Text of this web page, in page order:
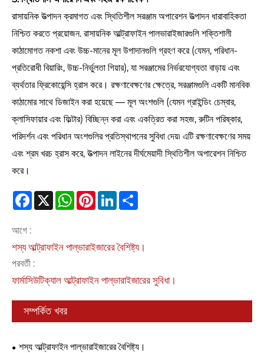
রাসায়নিক উত্পাদন ক্রমাগত এবং স্থিতিশীল সরঞ্জাম অপারেশন উত্পাদন ধারাবাহিকতা
নিশ্চিত করতে প্রয়োজন. রাসায়নিক আল্ট্রাফাইন পালভারাইজারগুলি শক্তিশালী
কাঠামোগত নকশা এবং উচ্চ-মানের মূল উপাদানগুলি গ্রহণ করে (যেমন, পরিধান-
প্রতিরোধী বিয়ারিং, উচ্চ-নির্ভুলতা গিয়ার), যা সরঞ্জামের নির্ভরযোগ্যতা বাড়ায় এবং
ব্যর্থতার ফ্রিকোয়েন্সি হ্রাস করে। রক্ষণাবেক্ষণের ক্ষেত্রে, সরঞ্জামগুলি একটি মানবিক
কাঠামোর সাথে ডিজাইন করা হয়েছে — মূল অংশগুলি (যেমন গ্রাইন্ডিং চেম্বার,
ক্লাসিফায়ার এবং ফিল্টার) বিচ্ছিন্ন করা এবং একত্রিত করা সহজ, রুটিন পরিষ্কার,
পরিদর্শন এবং পরিধান অংশগুলির প্রতিস্থাপনের সুবিধা দেয়৷ এটি রক্ষণাবেক্ষণের সময়
এবং শ্রম খরচ হ্রাস করে, উত্পাদন লাইনের দীর্ঘমেয়াদী স্থিতিশীল অপারেশন নিশ্চিত
করে।
Facebook
X WhatsApp
Pinterest
LinkedIn
আগে :
শস্য আল্ট্রাফাইন পাল্ভারাইজারের বৈশিষ্ট্য।
পরবর্তী :
ফার্মাসিউটিক্যাল আল্ট্রাফাইন পাল্ভারাইজারের সুবিধা।
সম্পর্কিত খবর
শস্য আল্ট্রাফাইন পাল্ভারাইজারের বৈশিষ্ট্য।